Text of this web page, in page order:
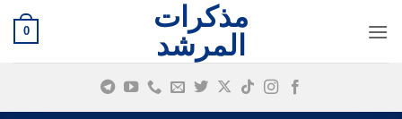
للمحتوى
مذكرات
المرشد
0